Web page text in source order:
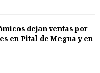
dejan ventas por
en Pital de Megua y en